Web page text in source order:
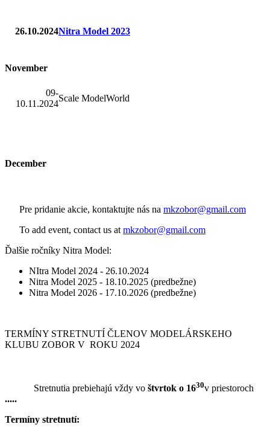
26.10.2024Nitra Model 2023
November
09-
10.11.2024
Scale ModelWorld
December
Pre pridanie akcie, kontaktujte nás na mkzobor@gmail.com
To add event, contact us at mkzobor@gmail.com
Ďalšie ročníky Nitra Model:
NItra Model 2024 - 26.10.2024
Nitra Model 2025 - 18.10.2025 (predbežne)
Nitra Model 2026 - 17.10.2026 (predbežne)
TERMÍNY STRETNUTÍ ČLENOV MODELÁRSKEHO
KLUBU ZOBOR V ROKU 2024
Stretnutia prebiehajú vždy vo štvrtok o 1630v priestoroch
.....
Termíny stretnutí: